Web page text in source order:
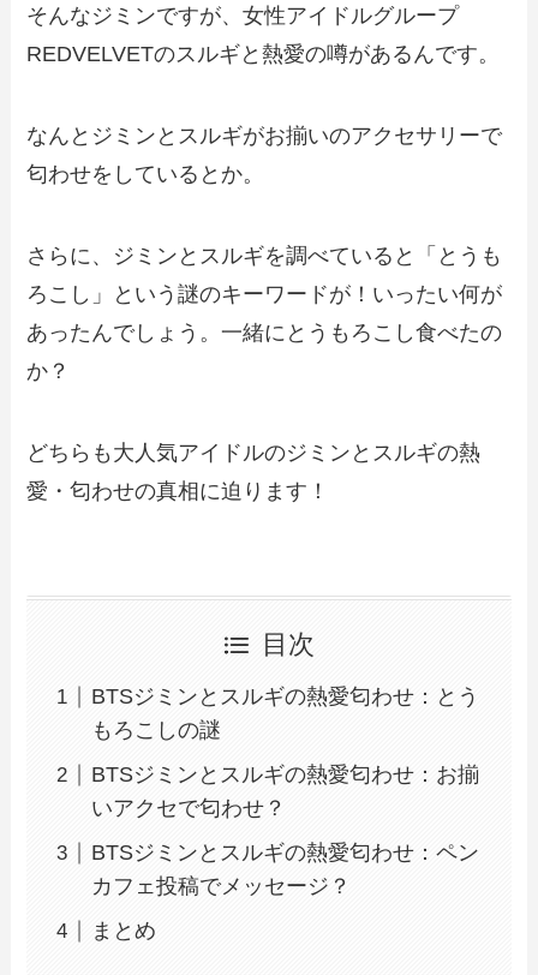
そんなジミンですが、女性アイドルグループ
REDVELVETのスルギと熱愛の噂があるんです。
なんとジミンとスルギがお揃いのアクセサリーで
匂わせをしているとか。
さらに、ジミンとスルギを調べていると「とうも
ろこし」という謎のキーワードが！いったい何が
あったんでしょう。一緒にとうもろこし食べたの
か？
どちらも大人気アイドルのジミンとスルギの熱
愛・匂わせの真相に迫ります！
目次
BTSジミンとスルギの熱愛匂わせ：とう
もろこしの謎
BTSジミンとスルギの熱愛匂わせ：お揃
いアクセで匂わせ？
BTSジミンとスルギの熱愛匂わせ：ペン
カフェ投稿でメッセージ？
まとめ